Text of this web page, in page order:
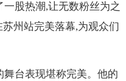
股热潮,让无数粉丝为之
州站完美落幕,为观众们
台表现堪称完美。他的